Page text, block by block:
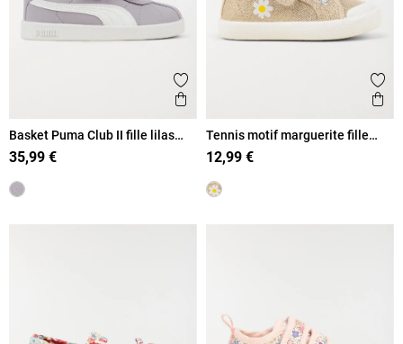
Ajouter aux favoris
Aperçu rapide
Basket Puma Club II fille lilas
(20-27)
35,99 €
Tennis motif marguerite fille
(20-23)
12,99 €